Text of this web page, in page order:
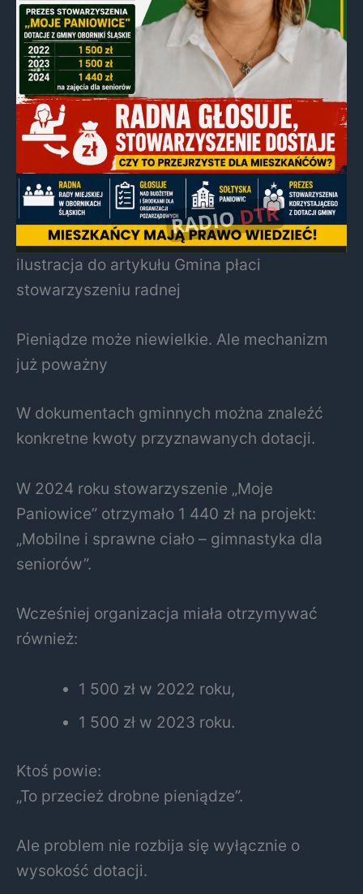
ilustracja do artykułu Gmina płaci
stowarzyszeniu radnej
Pieniądze może niewielkie. Ale mechanizm
już poważny
W dokumentach gminnych można znaleźć
konkretne kwoty przyznawanych dotacji.
W 2024 roku stowarzyszenie „Moje
Paniowice” otrzymało 1 440 zł na projekt:
„Mobilne i sprawne ciało – gimnastyka dla
seniorów”.
Wcześniej organizacja miała otrzymywać
również:
1 500 zł w 2022 roku,
1 500 zł w 2023 roku.
Ktoś powie:
„To przecież drobne pieniądze”.
Ale problem nie rozbija się wyłącznie o
wysokość dotacji.